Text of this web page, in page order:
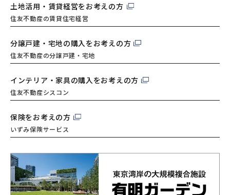
土地活用・賃貸経営をお考えの方
住友不動産の賃貸住宅経営
分譲戸建・宅地の購入をお考えの方
住友不動産の分譲戸建・宅地
インテリア・家具の購入をお考えの方
住友不動産シスコン
保険をお考えの方
いずみ保険サービス